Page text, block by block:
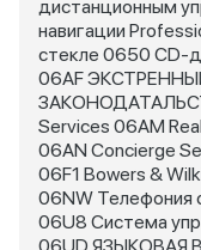
дистанционным
навигации
стекле 0650 CD-
06AF
Services 06AM
06AN Concierge
06F1 Bowers &
06NW Телефония
06U8 Система